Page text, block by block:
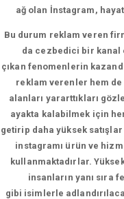
ağ olan İnstagram,
Bu durum reklam veren
da cezbedici bir kanal
çıkan fenomenlerin
reklam verenler hem
alanları yararttıkları
ayakta kalabilmek için
getirip daha yüksek
instagramı ürün ve
kullanmaktadırlar.
insanların yanı sıra
gibi isimlerle